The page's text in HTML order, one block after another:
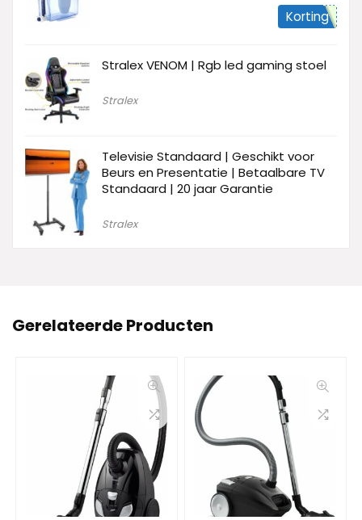
Korting
Stralex VENOM | Rgb led gaming stoel
Stralex
Televisie Standaard | Geschikt voor
Beurs en Presentatie | Betaalbare TV
Standaard | 20 jaar Garantie
Stralex
Gerelateerde Producten